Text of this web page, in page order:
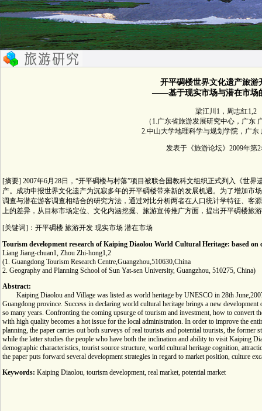
开平碉楼世界文化遗产旅游
——基于现实市场与潜在市场
梁江川1，周志红1,2
（1.广东省旅游发展研究中心，广东
2.中山大学地理科学与规划学院，广东
发表于《旅游论坛》2009年第
[摘要] 2007年6月28日，“开平碉楼与村落”项目被联合国教科文组织正式列入《世
产。成功申报世界文化遗产为沉寂多年的开平碉楼带来新的发展机遇。为了增加市
调查与潜在游客调查相结合的研究方法，通过对比分析两者在人口统计学特征、客
上的差异，从目标市场定位、文化内涵挖掘、旅游宣传推广方面，提出开平碉楼旅
[关键词]：开平碉楼 旅游开发 现实市场 潜在市场
Tourism development research of Kaiping Diaolou World Cultural Heritage: based
Liang Jiang-chuan1, Zhou Zhi-hong1,2
(1. Guangdong Tourism Research Centre,Guangzhou,510630,China
2. Geography and Planning School of Sun Yat-sen University, Guangzhou, 510275, China)
Abstract:
Kaiping Diaolou and Village was listed as world heritage by UNESCO in 28th
Guangdong province. Success in declaring world cultural heritage brings a new
so many years. Confronting the coming upsurge of tourism and investment, how to convert
with high quality becomes a hot issue for the local administration. In order to improve the
planning, the paper carries out both surveys of real tourists and potential tourists, the
while the latter studies the people who have both the inclination and ability to visit Kaiping
demographic characteristics, tourist source structure, world cultural heritage cognition,
the paper puts forward several development strategies in regard to market position, culture
Keywords: Kaiping Diaolou, tourism development, real market, potential market